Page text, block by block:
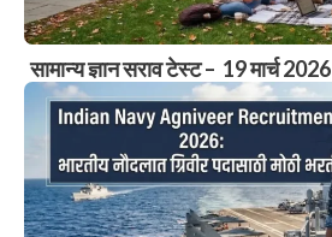
सामान्य ज्ञान सराव टेस्ट – 19 मार्च 2026